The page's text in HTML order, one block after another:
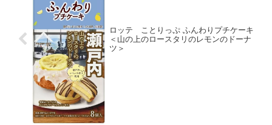
ロッテ ことりっぷ ふんわりプチケーキ
＜山の上のロースタリのレモンのドーナ
ツ＞